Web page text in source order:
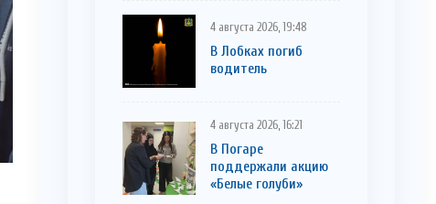
4 августа 2026, 19:48
В Лобках погиб
водитель
4 августа 2026, 16:21
В Погаре
поддержали акцию
«Белые голуби»